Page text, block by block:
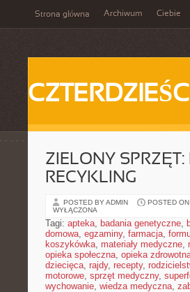
Strona główna Archiwum Ciebie
ZIELONY
RECYKLING
POSTED BY ADMIN POSTED
WYŁĄCZONA
Tagi: apteka, badania genetyczne,
domowa, egzaminy, farmacja,
koszykówka, materiały medyczne,
opieka społeczna, opieka
dziecięca, rajdy, recepty,
motorowe, sprzęt medyczny,
wychowanie, wiedza medyczna,